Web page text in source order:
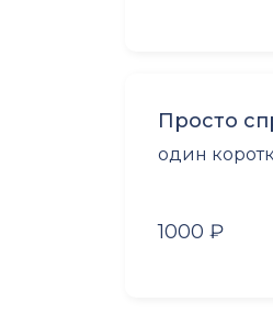
Просто
один
1000 ₽